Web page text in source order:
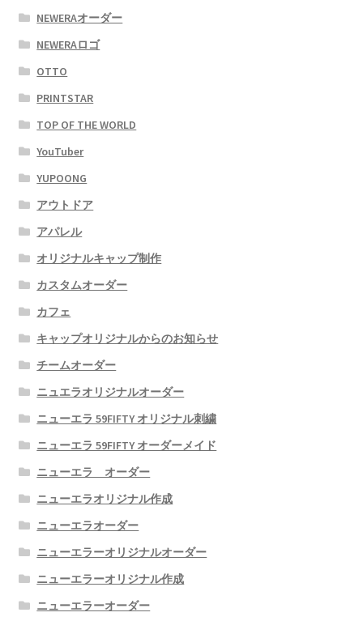
NEWERAオーダー
NEWERAロゴ
OTTO
PRINTSTAR
TOP OF THE WORLD
YouTuber
YUPOONG
アウトドア
アパレル
オリジナルキャップ制作
カスタムオーダー
カフェ
キャップオリジナルからのお知らせ
チームオーダー
ニュエラオリジナルオーダー
ニューエラ 59FIFTY オリジナル刺繍
ニューエラ 59FIFTY オーダーメイド
ニューエラ オーダー
ニューエラオリジナル作成
ニューエラオーダー
ニューエラーオリジナルオーダー
ニューエラーオリジナル作成
ニューエラーオーダー